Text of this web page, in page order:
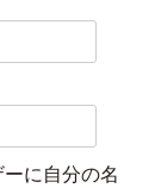
に自分の名